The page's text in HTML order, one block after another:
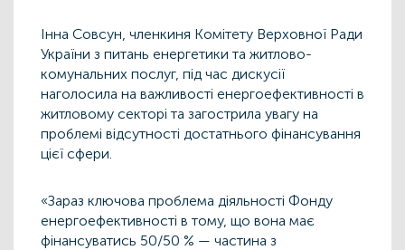
Інна Совсун, членкиня Комітету Верховної Ради
України з питань енергетики та житлово-
комунальних послуг, під час дискусії
наголосила на важливості енергоефективності в
житловому секторі та загострила увагу на
проблемі відсутності достатнього фінансування
цієї сфери.
«Зараз ключова проблема діяльності Фонду
енергоефективності в тому, що вона має
фінансуватись 50/50 % — частина з